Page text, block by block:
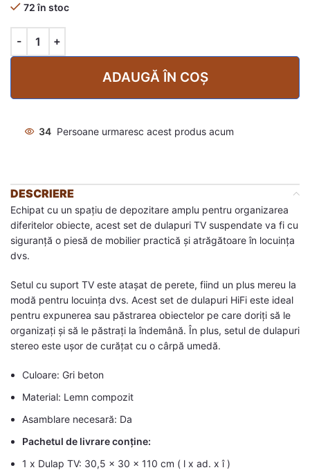
72 în stoc
ADAUGĂ ÎN COȘ
34 Persoane urmaresc acest produs acum
DESCRIERE
Echipat cu un spațiu de depozitare amplu pentru organizarea
diferitelor obiecte, acest set de dulapuri TV suspendate va fi cu
siguranță o piesă de mobilier practică și atrăgătoare în locuința
dvs.
Setul cu suport TV este atașat de perete, fiind un plus mereu la
modă pentru locuința dvs. Acest set de dulapuri HiFi este ideal
pentru expunerea sau păstrarea obiectelor pe care doriți să le
organizați și să le păstrați la îndemână. În plus, setul de dulapuri
stereo este ușor de curățat cu o cârpă umedă.
Culoare: Gri beton
Material: Lemn compozit
Asamblare necesară: Da
Pachetul de livrare conține:
1 x Dulap TV: 30,5 x 30 x 110 cm ( l x ad. x î )